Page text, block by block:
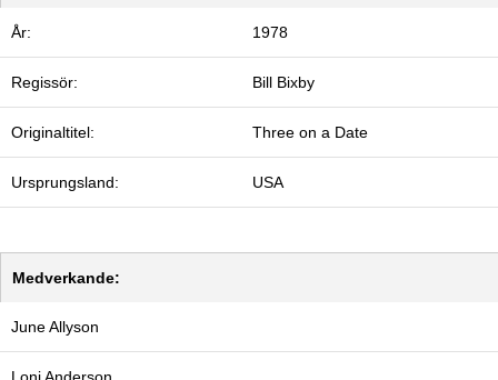
År: 1978
Regissör: Bill Bixby
Originaltitel: Three on a Date
Ursprungsland: USA
Medverkande:
June Allyson